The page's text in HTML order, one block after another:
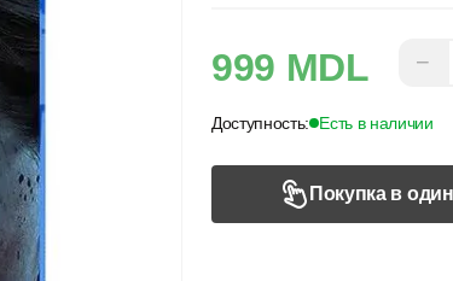
999 MDL −
Доступность: Есть в наличии
Покупка в